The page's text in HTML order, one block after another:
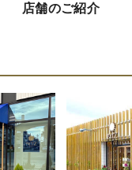
店舗のご紹介